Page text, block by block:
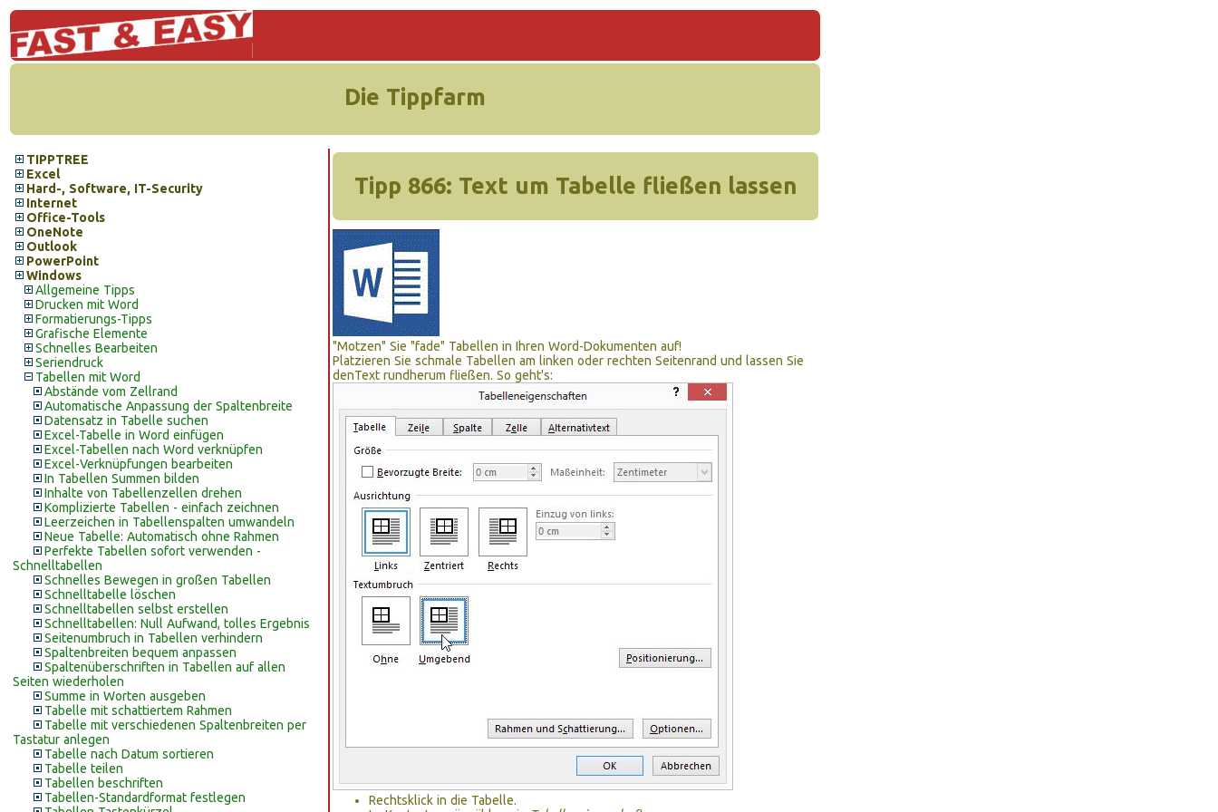
Die Tippfarm
TIPPTREE
Excel
Hard-, Software, IT-Security
Internet
Office-Tools
OneNote
Outlook
PowerPoint
Windows
Allgemeine Tipps
Drucken mit Word
Formatierungs-Tipps
Grafische Elemente
Schnelles Bearbeiten
Seriendruck
Tabellen mit Word
Abstände vom Zellrand
Automatische Anpassung der Spaltenbreite
Datensatz in Tabelle suchen
Excel-Tabelle in Word einfügen
Excel-Tabellen nach Word verknüpfen
Excel-Verknüpfungen bearbeiten
In Tabellen Summen bilden
Inhalte von Tabellenzellen drehen
Komplizierte Tabellen - einfach zeichnen
Leerzeichen in Tabellenspalten umwandeln
Neue Tabelle: Automatisch ohne Rahmen
Perfekte Tabellen sofort verwenden -
Schnelltabellen
Schnelles Bewegen in großen Tabellen
Schnelltabelle löschen
Schnelltabellen selbst erstellen
Schnelltabellen: Null Aufwand, tolles Ergebnis
Seitenumbruch in Tabellen verhindern
Spaltenbreiten bequem anpassen
Spaltenüberschriften in Tabellen auf allen
Seiten wiederholen
Summe in Worten ausgeben
Tabelle mit schattiertem Rahmen
Tabelle mit verschiedenen Spaltenbreiten per
Tastatur anlegen
Tabelle nach Datum sortieren
Tabelle teilen
Tabellen beschriften
Tabellen-Standardformat festlegen
Tipp 866: Text um Tabelle fließen lassen
"Motzen" Sie "fade" Tabellen in Ihren Word-Dokumenten auf!
Platzieren Sie schmale Tabellen am linken oder rechten Seitenrand und lassen Sie
denText rundherum fließen. So geht's:
Rechtsklick in die Tabelle.